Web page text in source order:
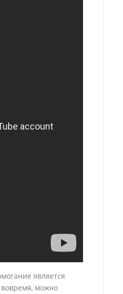
является
вовремя, можно